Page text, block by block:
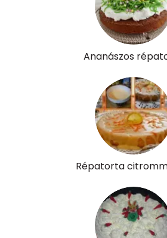
Ananászos
Répatorta